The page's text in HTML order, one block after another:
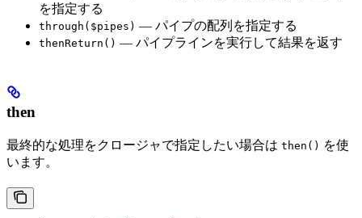
を指定する
through($pipes) — パイプの配列を指定する
thenReturn() — パイプラインを実行して結果を返す
then
最終的な処理をクロージャで指定したい場合は then() を使
います。